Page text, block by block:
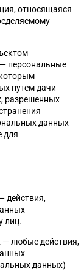
относящаяся
персональные
путем дачи
разрешенных
данных
для
действия,
лиц.
— любые действия,
данных)